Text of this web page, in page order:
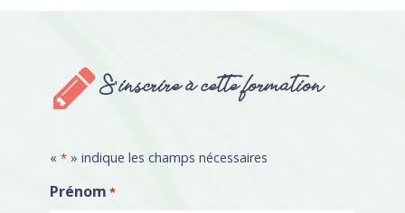
S'inscrire à cette formation
« *» indique les champs nécessaires
Prénom *